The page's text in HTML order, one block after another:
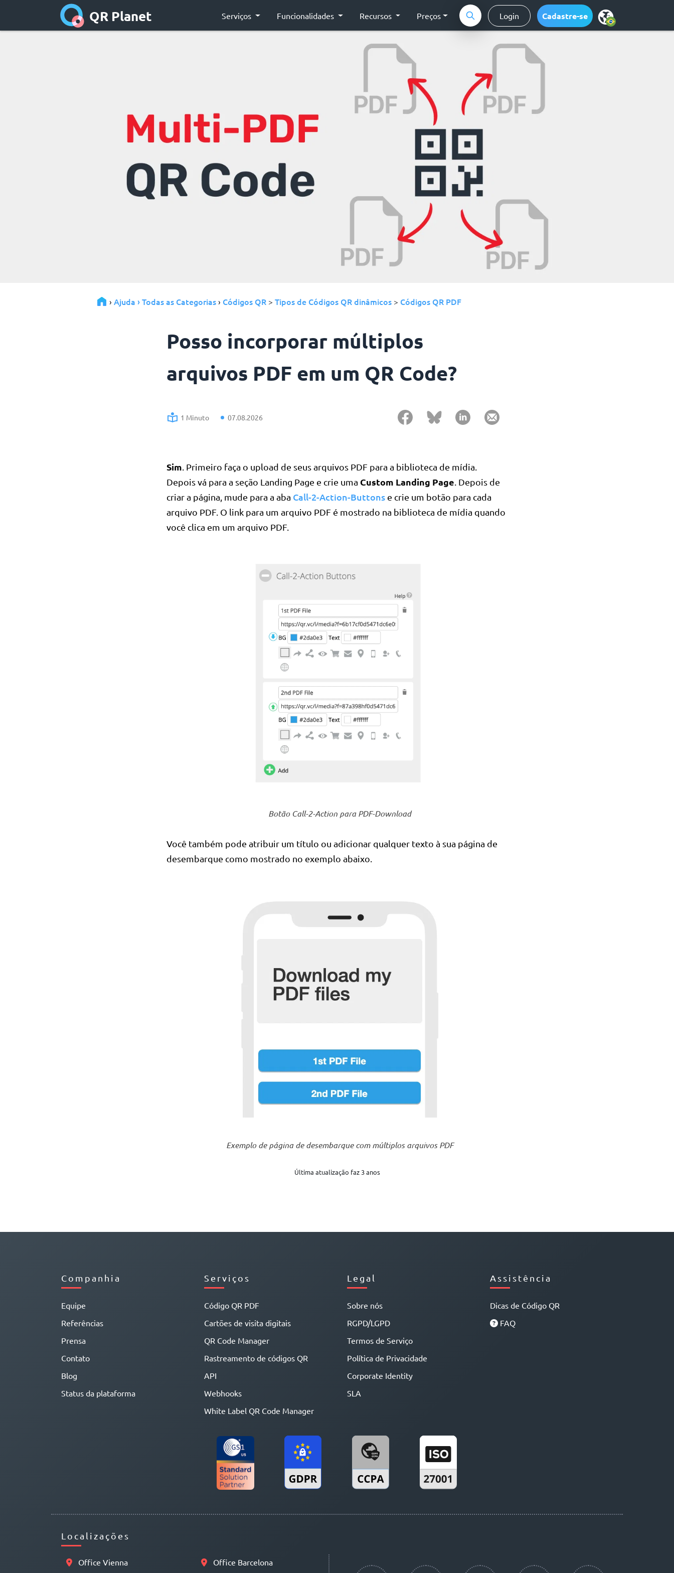
QR Planet Serviços Funcionalidades Recursos Preços Login Cadastre-se
› Ajuda › Todas as Categorias › Códigos QR > Tipos de Códigos QR dinâmicos > Códigos QR PDF
Posso incorporar múltiplos
arquivos PDF em um QR Code?
1 Minuto 07.08.2026
Sim. Primeiro faça o upload de seus arquivos PDF para a biblioteca de mídia.
Depois vá para a seção Landing Page e crie uma Custom Landing Page. Depois de
criar a página, mude para a aba Call-2-Action-Buttons e crie um botão para cada
arquivo PDF. O link para um arquivo PDF é mostrado na biblioteca de mídia quando
você clica em um arquivo PDF.
Botão Call-2-Action para PDF-Download
Você também pode atribuir um título ou adicionar qualquer texto à sua página de
desembarque como mostrado no exemplo abaixo.
Exemplo de página de desembarque com múltiplos arquivos PDF
Última atualização faz 3 anos
Companhia
Equipe
Referências
Prensa
Contato
Blog
Status da plataforma
Serviços
Código QR PDF
Cartões de visita digitais
QR Code Manager
Rastreamento de códigos QR
API
Webhooks
White Label QR Code Manager
Legal
Sobre nós
RGPD/LGPD
Termos de Serviço
Política de Privacidade
Corporate Identity
SLA
Assistência
Dicas de Código QR
FAQ
Localizações
Office Vienna Office Barcelona